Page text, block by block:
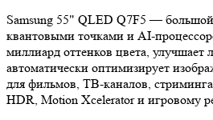
Samsung 55" QLED Q7F5 — большой
квантовыми точками и AI-
миллиард оттенков цвета,
автоматически оптимизирует
для фильмов, ТВ-каналов,
HDR, Motion Xcelerator и игровому